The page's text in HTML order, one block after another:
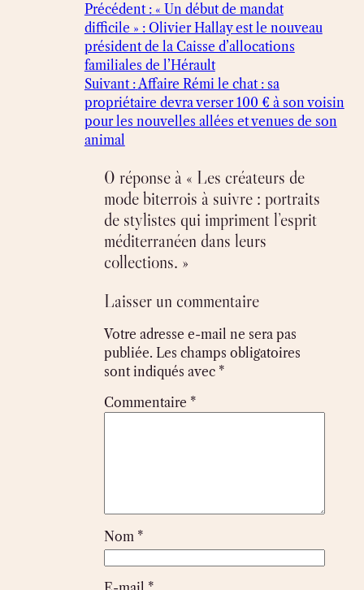
Précédent : « Un début de mandat
difficile » : Olivier Hallay est le nouveau
président de la Caisse d’allocations
familiales de l’Hérault
Suivant :Affaire Rémi le chat : sa
propriétaire devra verser 100 € à son voisin
pour les nouvelles allées et venues de son
animal
0 réponse à « Les créateurs de
mode biterrois à suivre : portraits
de stylistes qui impriment l’esprit
méditerranéen dans leurs
collections. »
Laisser un commentaire
Votre adresse e-mail ne sera pas
publiée. Les champs obligatoires
sont indiqués avec *
Commentaire *
Nom *